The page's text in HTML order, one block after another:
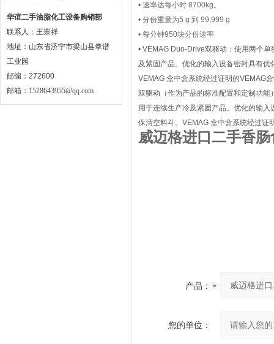
华谊二手油脂化工设备购销部
联系人：王崇祥
地址：山东省济宁市梁山县拳谱
工业园
邮编：272600
邮箱： 1528643955@qq.com
• 速率达每小时 8700kg。
• 分份重量为5 g 到 99,999 g
• 每分钟950块分份速率
• VEMAG Duo-Drive双驱动：使用两个
及紧固产品。优化的输入设备密封具有
VEMAG 盒中盒系统经过证明的VEMAG
双驱动（作为产品的标准配置和定制功
用于连续生产冷及紧固产品。优化的输
保清空料斗。VEMAG 盒中盒系统经过证
威迈格进口二手香肠
产品：
您的单位：